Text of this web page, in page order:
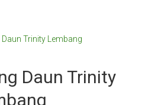
Daun Trinity